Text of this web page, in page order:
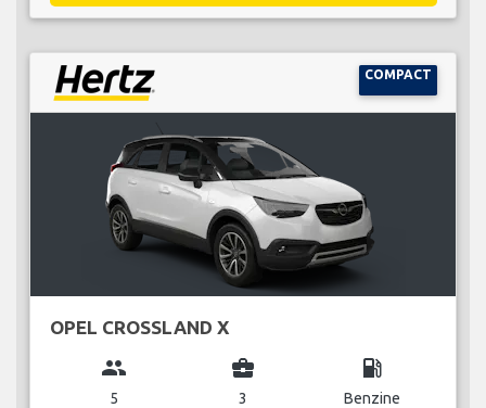
COMPACT
OPEL CROSSLAND X
group
5
business_center
3
local_gas_station
Benzine